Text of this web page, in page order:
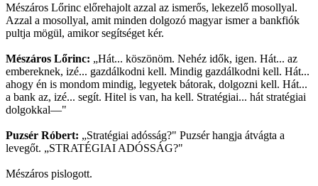
Mészáros Lőrinc előrehajolt azzal az ismerős, lekezelő mosollyal.
Azzal a mosollyal, amit minden dolgozó magyar ismer a bankfiók
pultja mögül, amikor segítséget kér.
Mészáros Lőrinc: „Hát... köszönöm. Nehéz idők, igen. Hát... az
embereknek, izé... gazdálkodni kell. Mindig gazdálkodni kell. Hát...
ahogy én is mondom mindig, legyetek bátorak, dolgozni kell. Hát...
a bank az, izé... segít. Hitel is van, ha kell. Stratégiai... hát stratégiai
dolgokkal—"
Puzsér Róbert: „Stratégiai adósság?" Puzsér hangja átvágta a
levegőt. „STRATÉGIAI ADÓSSÁG?"
Mészáros pislogott.